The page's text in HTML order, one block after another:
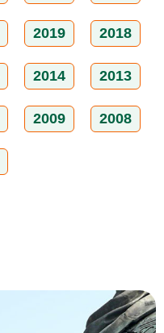
2019 2018
2014 2013
2009 2008